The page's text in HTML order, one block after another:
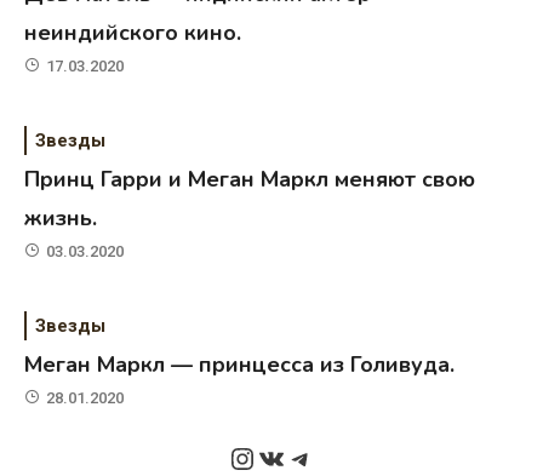
неиндийского кино.
17.03.2020
Звезды
Принц Гарри и Меган Маркл меняют свою
жизнь.
03.03.2020
Звезды
Меган Маркл — принцесса из Голивуда.
28.01.2020
Instagram
ВКонтакте
Telegram